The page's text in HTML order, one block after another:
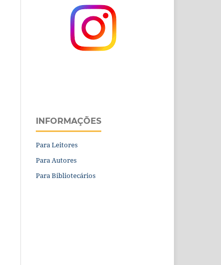
INFORMAÇÕES
Para Leitores
Para Autores
Para Bibliotecários